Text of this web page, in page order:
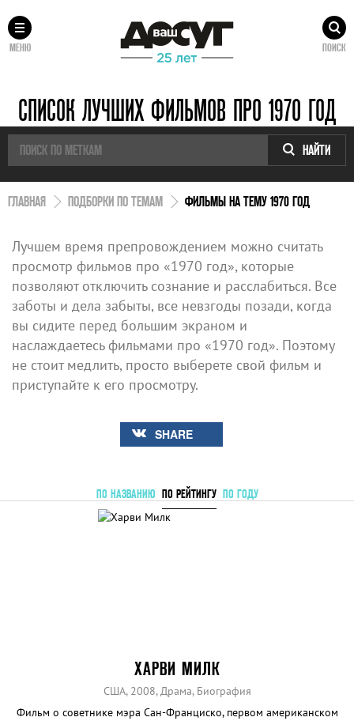
МЕНЮ ПОИСК
СПИСОК ЛУЧШИХ ФИЛЬМОВ ПРО 1970 ГОД
НАЙТИ
ГЛАВНАЯ ПОДБОРКИ ПО ТЕМАМ ФИЛЬМЫ НА ТЕМУ 1970 ГОД
Лучшем время препровождением можно считать
просмотр фильмов про «1970 год», которые
позволяют отключить сознание и расслабиться. Все
заботы и дела забыты, все невзгоды позади, когда
вы сидите перед большим экраном и
наслаждаетесь фильмами про «1970 год». Поэтому
не стоит медлить, просто выберете свой фильм и
приступайте к его просмотру.
SHARE
ПО НАЗВАНИЮ ПО РЕЙТИНГУ ПО ГОДУ
ХАРВИ МИЛК
США, 2008, Драма, Биография
Фильм о советнике мэра Сан-Франциско, первом американском